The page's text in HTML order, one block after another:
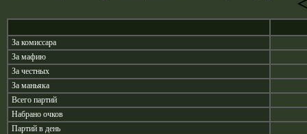
За комиссара
За мафию
За честных
За маньяка
Всего партий
Набрано очков
Партий в день